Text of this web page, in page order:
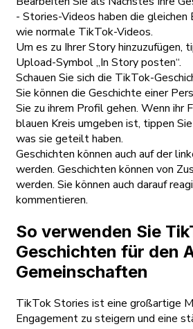
- Stories-Videos haben die
wie normale TikTok-Videos.
Um es zu Ihrer Story hinzuzufügen,
Upload-Symbol „In Story posten“.
Schauen Sie sich die TikTok-
Sie können die Geschichte einer
Sie zu ihrem Profil gehen. Wenn ihr
blauen Kreis umgeben ist, tippen
was sie geteilt haben.
Geschichten können auch auf der
werden. Geschichten können von
werden. Sie können auch darauf
kommentieren.
So verwenden Sie
Geschichten für den
Gemeinschaften
TikTok Stories ist eine großartige
Engagement zu steigern und eine